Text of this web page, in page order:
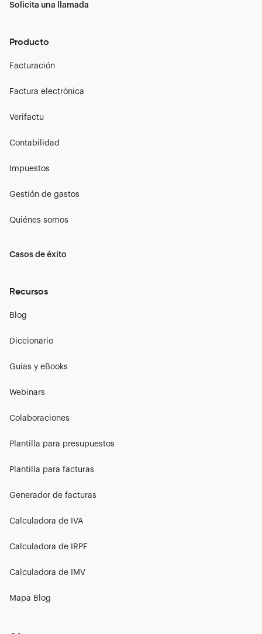
Solicita una llamada
Producto
Facturación
Factura electrónica
Verifactu
Contabilidad
Impuestos
Gestión de gastos
Quiénes somos
Casos de éxito
Recursos
Blog
Diccionario
Guías y eBooks
Webinars
Colaboraciones
Plantilla para presupuestos
Plantilla para facturas
Generador de facturas
Calculadora de IVA
Calculadora de IRPF
Calculadora de IMV
Mapa Blog